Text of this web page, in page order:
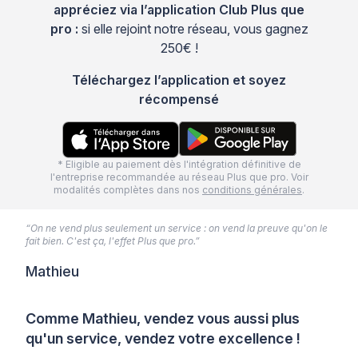
appréciez via l’application Club Plus que
pro : si elle rejoint notre réseau, vous gagnez
250€ !
Téléchargez l’application et soyez
récompensé
* Eligible au paiement dès l'intégration définitive de
l'entreprise recommandée au réseau Plus que pro. Voir
modalités complètes dans nos conditions générales.
Comme Mathieu, vendez vous aussi plus
qu'un service, vendez votre excellence !
“On ne vend plus seulement un service : on vend la preuve qu'on le
fait bien. C'est ça, l'effet Plus que pro.”
Mathieu